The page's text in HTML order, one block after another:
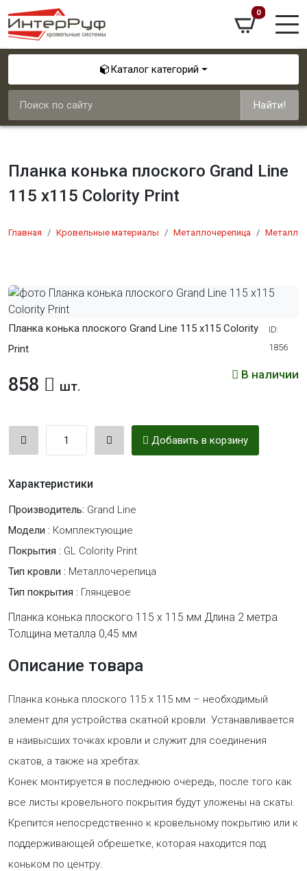
0
Каталог категорий
Найти!
Планка конька плоского Grand Line
115 х115 Colority Print
Главная Кровельные материалы Металлочерепица
Планка конька плоского Grand Line 115 х115 Colority
Print
ID:
1856
В наличии
858 шт.
Добавить в корзину
Характеристики
Производитель: Grand Line
Модели : Комплектующие
Покрытия : GL Colority Print
Тип кровли : Металлочерепица
Тип покрытия : Глянцевое
Планка конька плоского 115 х 115 мм Длина 2 метра
Толщина металла 0,45 мм
Описание товара
Планка конька плоского 115 х 115 мм – необходимый
элемент для устройства скатной кровли. Устанавливается
в наивысших точках кровли и служит для соединения
скатов, а также на хребтах.
Конек монтируется в последнюю очередь, после того как
все листы кровельного покрытия будут уложены на скаты.
Крепится непосредственно к кровельному покрытию или к
поддерживающей обрешетке, которая находится под
коньком по центру.